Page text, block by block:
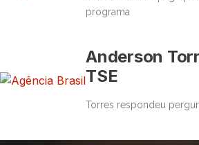
programa
Anderson
TSE
Torres respondeu